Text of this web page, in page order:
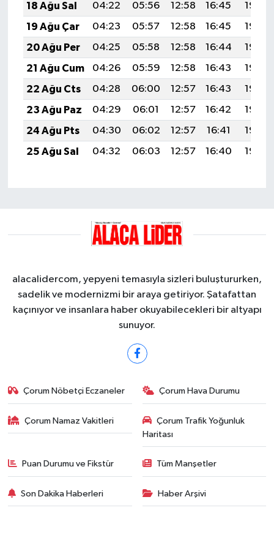
18 Ağu Sal
04:22 05:56 12:58 16:45
19:50
19 Ağu Çar
04:23 05:57 12:58 16:45
19:49
20 Ağu Per
04:25 05:58 12:58 16:44
19:48
21 Ağu Cum
04:26 05:59 12:58 16:43
19:46
22 Ağu Cts
04:28 06:00 12:57 16:43
19:45
23 Ağu Paz
04:29 06:01 12:57 16:42
19:43
24 Ağu Pts
04:30 06:02 12:57 16:41
19:42
25 Ağu Sal
04:32 06:03 12:57 16:40 19:40
alacalidercom, yepyeni temasıyla sizleri buluştururken,
sadelik ve modernizmi bir araya getiriyor. Şatafattan
kaçınıyor ve insanlara haber okuyabilecekleri bir altyapı
sunuyor.
Çorum Nöbetçi Eczaneler Çorum Hava Durumu
Çorum Namaz Vakitleri
Çorum Trafik Yoğunluk
Haritası
Puan Durumu ve Fikstür Tüm Manşetler
Son Dakika Haberleri Haber Arşivi